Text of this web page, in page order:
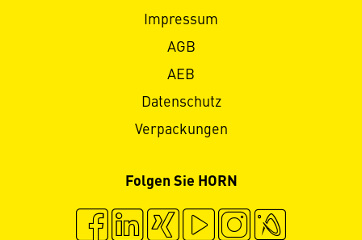
Impressum
AGB
AEB
Datenschutz
Verpackungen
Folgen Sie HORN